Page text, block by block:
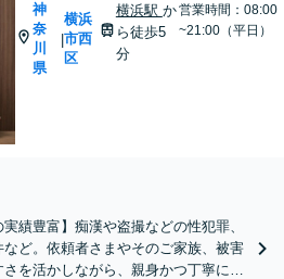
神
奈
川
県
|
横浜
市西
区
横浜駅 か
ら徒歩5
分
営業時間：08:00
~21:00（平日）
績豊富】痴漢や盗撮などの性犯罪、
ど。依頼者さまやそのご家族、被害
を活かしながら、親身かつ丁寧に向